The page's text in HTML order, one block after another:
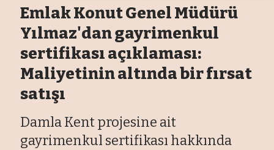
Emlak Konut Genel Müdürü
Yılmaz'dan gayrimenkul
sertifikası açıklaması:
Maliyetinin altında bir fırsat
satışı
Damla Kent projesine ait
gayrimenkul sertifikası hakkında